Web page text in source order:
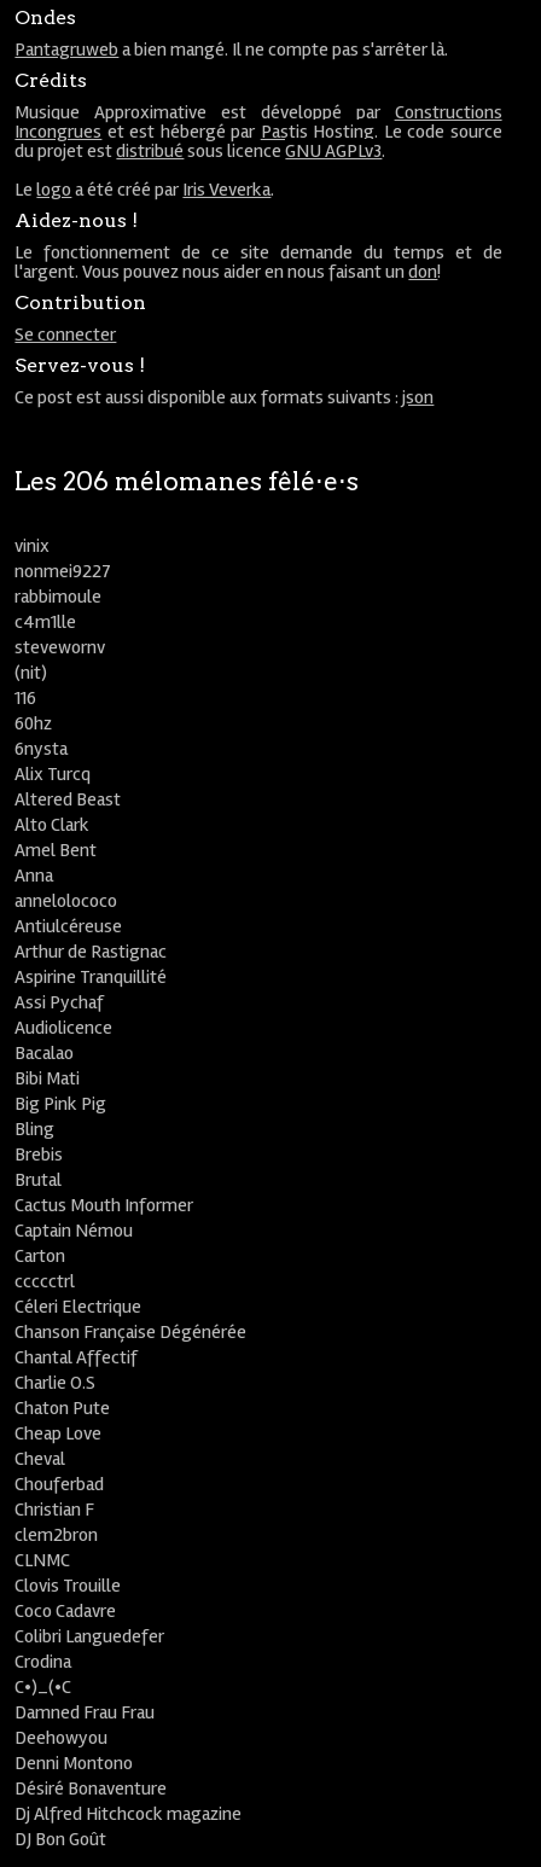
Ondes
Pantagruweb a bien mangé. Il ne compte pas s'arrêter là.
Crédits
Musique Approximative est développé par Constructions
Incongrues et est hébergé par Pastis Hosting. Le code source
du projet estdistribué sous licenceGNU AGPLv3.
Lelogo a été créé par Iris Veverka.
Aidez-nous !
Le fonctionnement de ce site demande du temps et de
l'argent. Vous pouvez nous aider en nous faisant undon!
Contribution
Se connecter
Servez-vous !
Ce post est aussi disponible aux formats suivants :json
Les 206 mélomanes fêlé⋅e⋅s
vinix
nonmei9227
rabbimoule
c4m1lle
stevewornv
(nit)
116
60hz
6nysta
Alix Turcq
Altered Beast
Alto Clark
Amel Bent
Anna
annelolococo
Antiulcéreuse
Arthur de Rastignac
Aspirine Tranquillité
Assi Pychaf
Audiolicence
Bacalao
Bibi Mati
Big Pink Pig
Bling
Brebis
Brutal
Cactus Mouth Informer
Captain Némou
Carton
ccccctrl
Céleri Electrique
Chanson Française Dégénérée
Chantal Affectif
Charlie O.S
Chaton Pute
Cheap Love
Cheval
Chouferbad
Christian F
clem2bron
CLNMC
Clovis Trouille
Coco Cadavre
Colibri Languedefer
Crodina
C•)_(•C
Damned Frau Frau
Deehowyou
Denni Montono
Désiré Bonaventure
Dj Alfred Hitchcock magazine
DJ Bon Goût